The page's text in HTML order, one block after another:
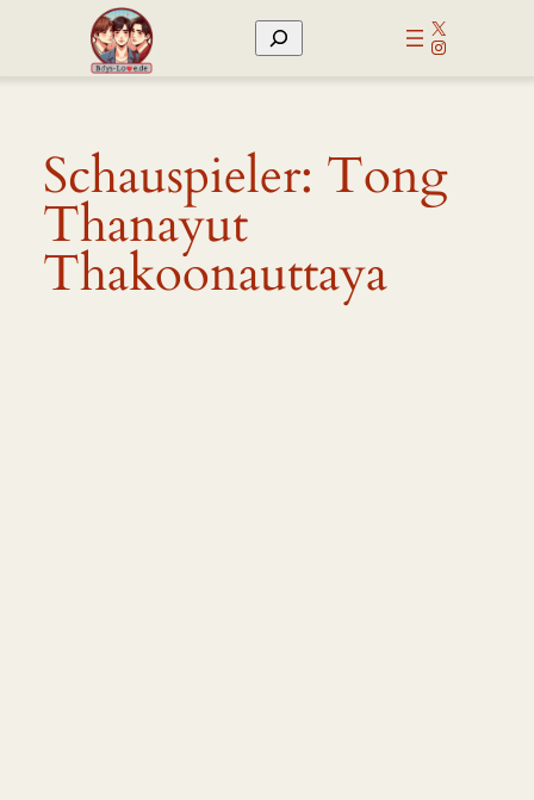
Suchen
X
Instagram
Schauspieler: Tong
Thanayut
Thakoonauttaya